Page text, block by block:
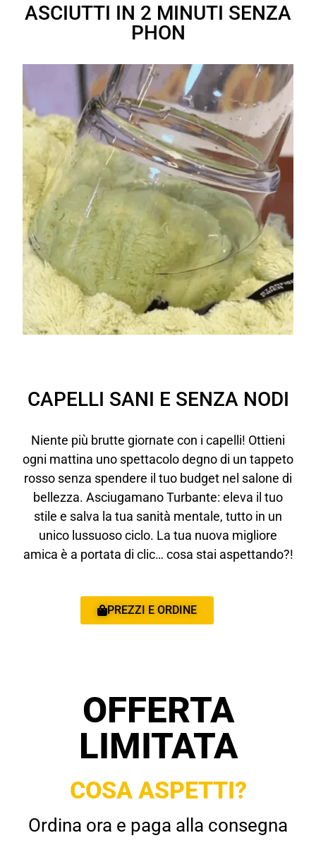
ASCIUTTI IN 2 MINUTI SENZA
PHON
CAPELLI SANI E SENZA NODI
Niente più brutte giornate con i capelli! Ottieni
ogni mattina uno spettacolo degno di un tappeto
rosso senza spendere il tuo budget nel salone di
bellezza. Asciugamano Turbante: eleva il tuo
stile e salva la tua sanità mentale, tutto in un
unico lussuoso ciclo. La tua nuova migliore
amica è a portata di clic… cosa stai aspettando?!
PREZZI E ORDINE
OFFERTA
LIMITATA
COSA ASPETTI?
Ordina ora e paga alla consegna